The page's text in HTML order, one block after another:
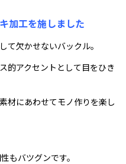
加工を施しました
て欠かせないバックル。
的アクセントとして目をひき
材にあわせてモノ作りを楽し
もバツグンです。